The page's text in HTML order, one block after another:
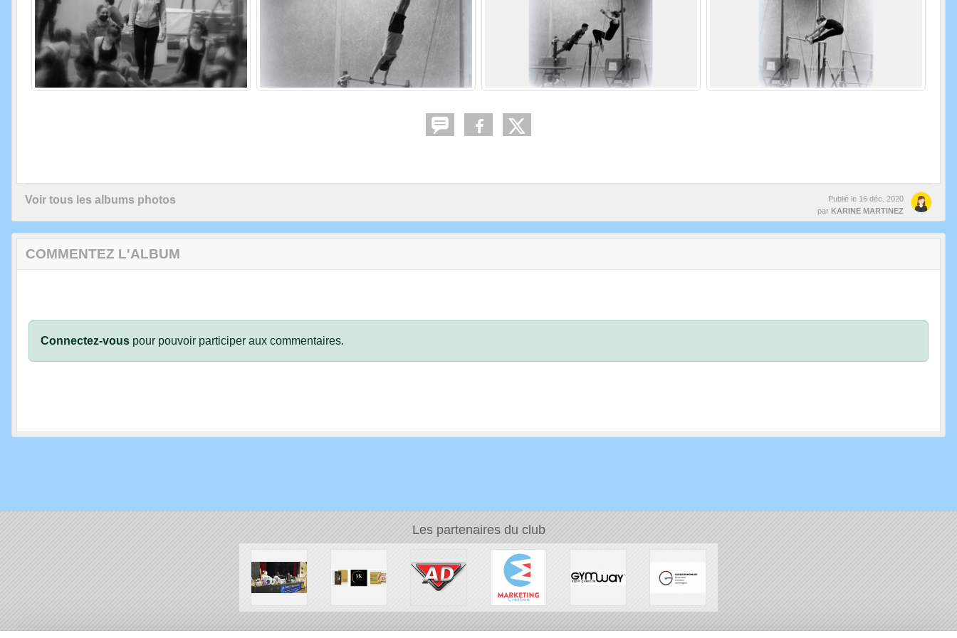
Voir tous les albums photos Publié le 16 déc. 2020
par KARINE MARTINEZ
COMMENTEZ L'ALBUM
Connectez-vous pour pouvoir participer aux commentaires.
Les partenaires du club